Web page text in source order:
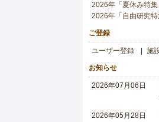
2026年「夏休み特
2026年「自由研究
ご登録
ユーザー登録 施
お知らせ
2026年07月06日
2026年05月28日